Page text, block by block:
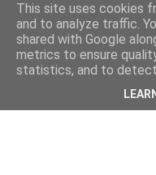
This site uses cookies
and to analyze traffic.
shared with Google
metrics to ensure
statistics, and to detect